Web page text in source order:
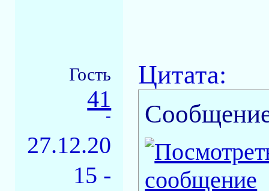
Гость
41
-
27.12.20
15 -
Цитата: